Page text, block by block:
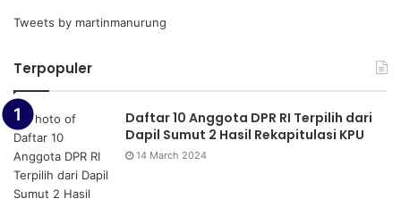
Tweets by martinmanurung
Terpopuler
Daftar 10 Anggota DPR RI Terpilih dari
Dapil Sumut 2 Hasil Rekapitulasi KPU
14 March 2024